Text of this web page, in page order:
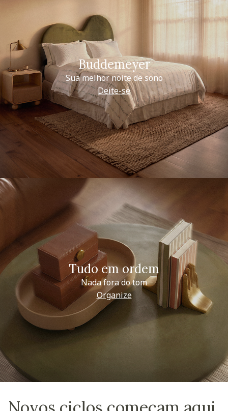
Buddemeyer
Sua melhor noite de sono
Deite-se
Tudo em ordem
Nada fora do tom
Organize